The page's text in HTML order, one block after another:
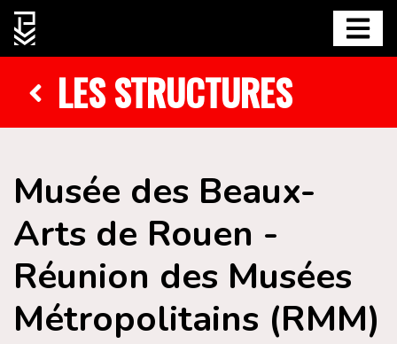
LES STRUCTURES
Musée des Beaux-
Arts de Rouen -
Réunion des Musées
Métropolitains (RMM)